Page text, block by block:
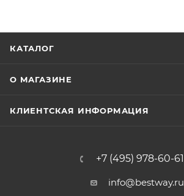
КАТАЛОГ
О МАГАЗИНЕ
КЛИЕНТСКАЯ ИНФОРМАЦИЯ
+7 (495) 978-60-61
info@bestway.ru